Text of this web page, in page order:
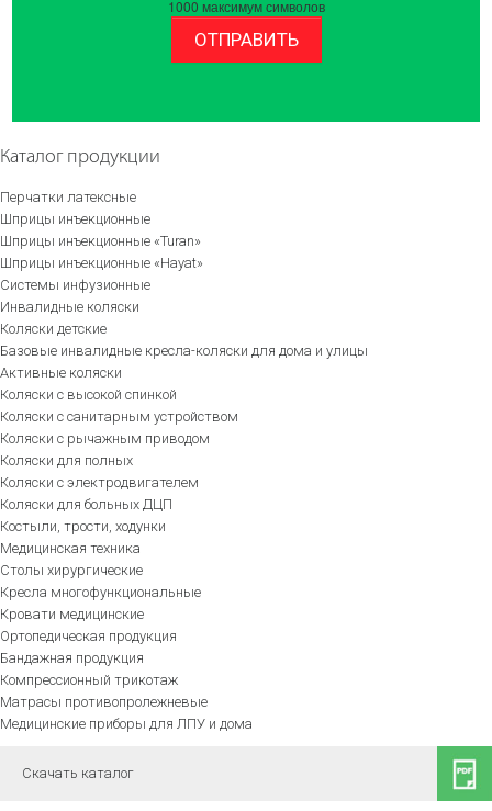
1000 максимум символов
ОТПРАВИТЬ
Каталог продукции
Перчатки латексные
Шприцы инъекционные
Шприцы инъекционные «Turan»
Шприцы инъекционные «Hayat»
Системы инфузионные
Инвалидные коляски
Коляски детские
Базовые инвалидные кресла-коляски для дома и улицы
Активные коляски
Коляски с высокой спинкой
Коляски с санитарным устройством
Коляски с рычажным приводом
Коляски для полных
Коляски с электродвигателем
Коляски для больных ДЦП
Костыли, трости, ходунки
Медицинская техника
Столы хирургические
Кресла многофункциональные
Кровати медицинские
Ортопедическая продукция
Бандажная продукция
Компрессионный трикотаж
Матрасы противопролежневые
Медицинские приборы для ЛПУ и дома
Скачать каталог